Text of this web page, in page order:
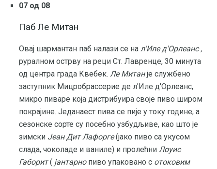
07 од 08
Паб Ле Митан
Овај шармантан паб налази се на л'Иле д'Орлеанс ,
руралном острву на реци Ст. Лавренце, 30 минута
од центра града Квебек. Ле Митанје службено
заступник Мицробрассерие де л'Иле д'Орлеанс,
микро пиваре која дистрибуира своје пиво широм
покрајине. Једанаест пива се пије у току године, а
сезонске сорте су посебно узбудљиве, као што је
зимски Јеан Дит Лафорге(јако пиво са укусом
слада, чоколаде и ваниле) и пролећни Лоуис
Габорит( јантарнопиво упаковано с отоковим